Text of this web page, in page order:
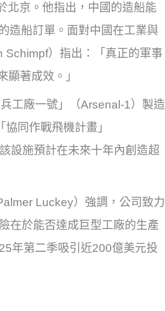
北京。他指出，中國的造船能
造船訂單。面對中國在工業與
Schimpf）指出：「真正的軍事
著成效。」
工廠一號」（Arsenal-1）製造
同作戰飛機計畫」
設施預計在未來十年內創造超
Luckey）強調，公司致力
在於能否達成巨型工廠的生產
年第二季吸引近200億美元投